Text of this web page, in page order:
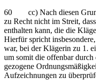
60 cc) Nach diesen
zu Recht nicht im Streit,
enthalten kann, die die
Hierfür spricht
war, bei der Klägerin zu 1.
um somit die offenbar
gezogene
Aufzeichnungen zu